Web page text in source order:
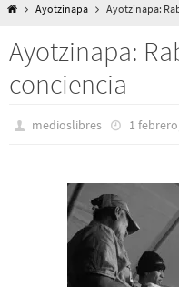
InicioAyotzinapa Ayotzinapa:
Ayotzinapa:
conciencia
medioslibres 1